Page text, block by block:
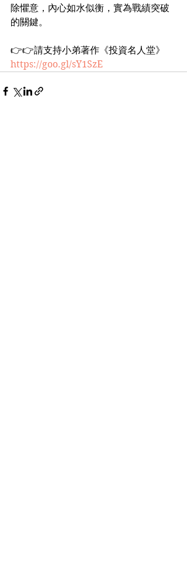
除懼意，內心如水似衡，實為戰績突破
的關鍵。
👉👉請支持小弟著作《投資名人堂》
https://goo.gl/sY1SzE